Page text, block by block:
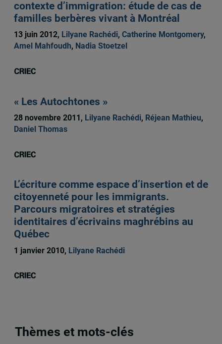
contexte d’immigration: étude de cas de
familles berbères vivant à Montréal
13 juin 2012, Lilyane Rachédi, Catherine Montgomery,
Amel Mahfoudh, Nadia Stoetzel
« Les Autochtones »
28 novembre 2011, Lilyane Rachédi, Réjean Mathieu,
Daniel Thomas
L’écriture comme espace d’insertion et de
citoyenneté pour les immigrants.
Parcours migratoires et stratégies
identitaires d’écrivains maghrébins au
Québec
1 janvier 2010, Lilyane Rachédi
Thèmes et mots-clés